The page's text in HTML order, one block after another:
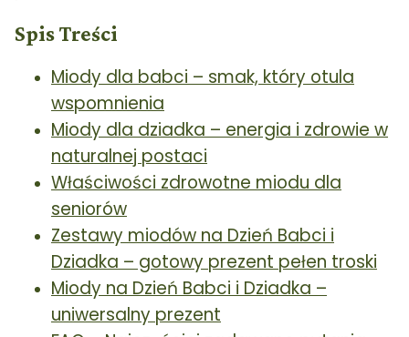
Spis Treści
Miody dla babci – smak, który otula
wspomnienia
Miody dla dziadka – energia i zdrowie w
naturalnej postaci
Właściwości zdrowotne miodu dla
seniorów
Zestawy miodów na Dzień Babci i
Dziadka – gotowy prezent pełen troski
Miody na Dzień Babci i Dziadka –
uniwersalny prezent